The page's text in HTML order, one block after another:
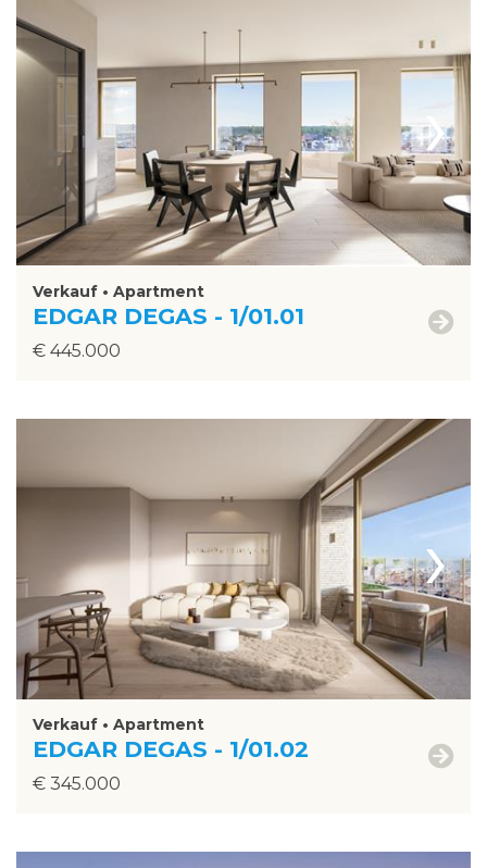
›
Verkauf • Apartment
EDGAR DEGAS - 1/01.01
€ 445.000
›
Verkauf • Apartment
EDGAR DEGAS - 1/01.02
€ 345.000